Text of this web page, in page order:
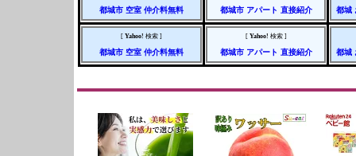
都城市 空室 仲介料無料 都城市 アパート 直接紹介 都城
[ Yahoo! 検索 ]
都城市 空室 仲介料無料
[ Yahoo! 検索 ]
都城市 アパート 直接紹介 都城